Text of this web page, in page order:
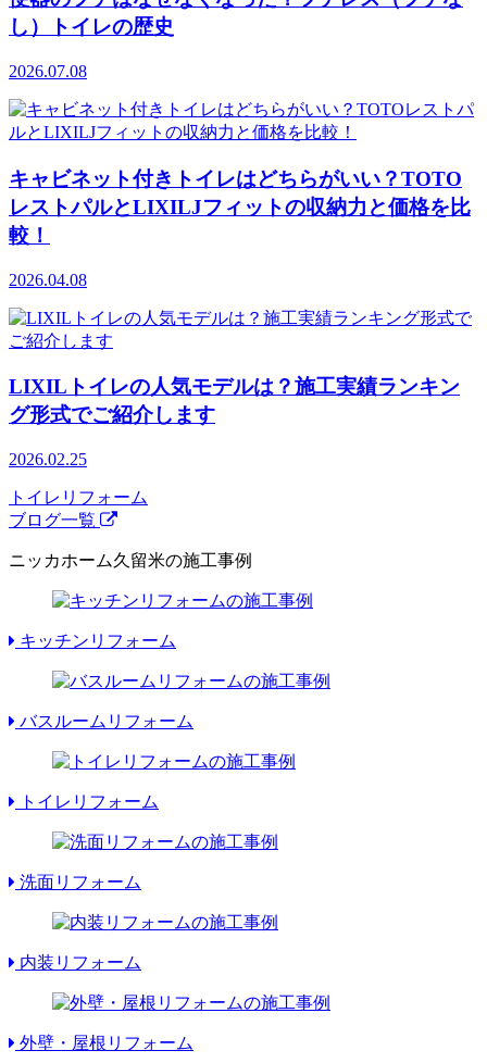
し）トイレの歴史
2026.07.08
キャビネット付きトイレはどちらがいい？TOTO
レストパルとLIXILJフィットの収納力と価格を比
較！
2026.04.08
LIXILトイレの人気モデルは？施工実績ランキン
グ形式でご紹介します
2026.02.25
トイレリフォーム
ブログ一覧
ニッカホーム久留米の施工事例
キッチンリフォーム
バスルームリフォーム
トイレリフォーム
洗面リフォーム
内装リフォーム
外壁・屋根リフォーム